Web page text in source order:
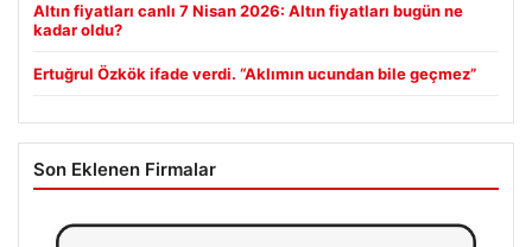
Altın fiyatları canlı 7 Nisan 2026: Altın fiyatları bugün ne
kadar oldu?
Ertuğrul Özkök ifade verdi. “Aklımın ucundan bile geçmez”
Son Eklenen Firmalar